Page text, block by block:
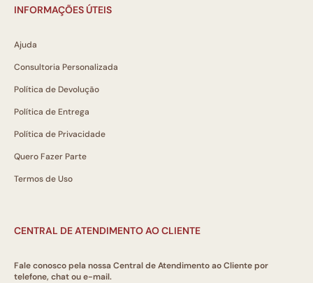
INFORMAÇÕES ÚTEIS
Ajuda
Consultoria Personalizada
Política de Devolução
Política de Entrega
Política de Privacidade
Quero Fazer Parte
Termos de Uso
CENTRAL DE ATENDIMENTO AO CLIENTE
Fale conosco pela nossa Central de Atendimento ao Cliente por
telefone, chat ou e-mail.